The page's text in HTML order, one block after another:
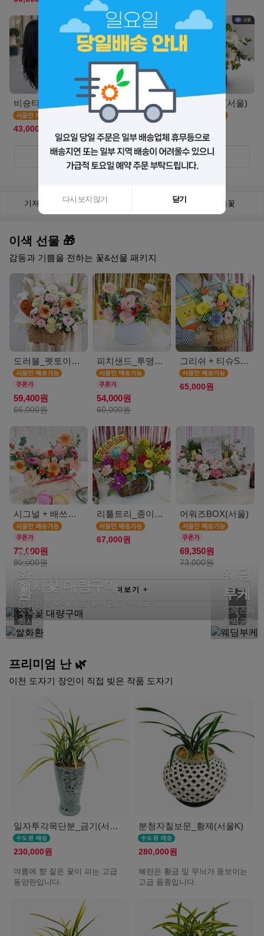
비숑타임(서울S)
43,000원
캣블라썸(서울) 에그타르트(서울)
더보기+
기저귀 케익 천연옥꽃
이색 선물 🎁
감동과 기쁨을 전하는 꽃&선물 패키지
도러블_펫토이인형(서울)
59,400원
66,000원
피치샌드_투명보틀(서울)
54,000원
60,000원
그리쉬 + 티슈SET(서울)
65,000원
시그널 + 배쓰밤SET(서울)
72,000원
80,000원
리틀트리_종이방향제(서울)
67,000원
어워즈BOX(서울)
69,350원
73,000원
더보기 +
행사꽃 대량구매
특별한 행사에 맞춤 꽃이 필요하세요?
쌀
화
환
뜻깊은
행사엔
웨딩
부케
드레스와
찰떡궁합
프리미엄 난 🌿
이천 도자기 장인이 직접 빚은 작품 도자기
일자투각목단분_금기(서울K)
230,000원
여름에 향 짙은 꽃이 피는 고급
동양란입니다.
분청자칠보문_황제(서울K)
280,000원
혜란은 황금 잎 무늬가 돋보이는
고급 품종입니다.
다시 보지 않기 닫기